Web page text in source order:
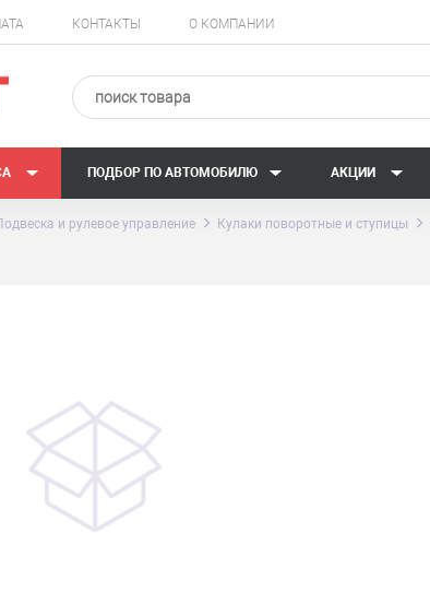
КОНТАКТЫ О КОМПАНИИ
ПОДБОР ПО АВТОМОБИЛЮ АКЦИИ
и рулевое управление Кулаки поворотные и ступицы